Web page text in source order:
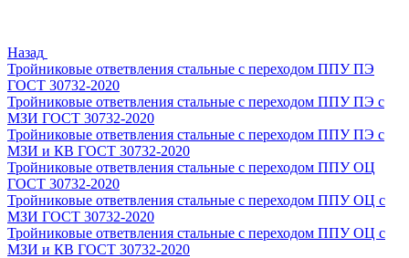
Назад
Тройниковые ответвления стальные с переходом ППУ ПЭ
ГОСТ 30732-2020
Тройниковые ответвления стальные с переходом ППУ ПЭ с
МЗИ ГОСТ 30732-2020
Тройниковые ответвления стальные с переходом ППУ ПЭ с
МЗИ и КВ ГОСТ 30732-2020
Тройниковые ответвления стальные с переходом ППУ ОЦ
ГОСТ 30732-2020
Тройниковые ответвления стальные с переходом ППУ ОЦ с
МЗИ ГОСТ 30732-2020
Тройниковые ответвления стальные с переходом ППУ ОЦ с
МЗИ и КВ ГОСТ 30732-2020